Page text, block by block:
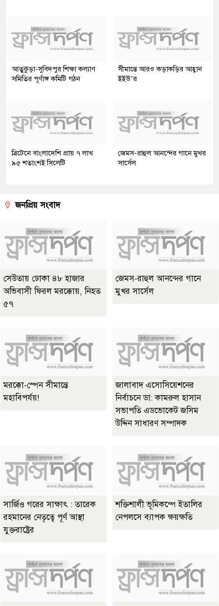
আতুকুড়া-সুবিদপুর শিক্ষা কল্যাণ
সমিতির পূর্ণাঙ্গ কমিটি গঠন
সীমান্তে আরও কড়াকড়ির আহ্বান
ইইউ’র
ব্রিটেনে বাংলাদেশি প্রায় ৭ লাখ
৯৫ শতাংশই সিলেটি
জেমস-রাহুল আনন্দের গানে মুখর
সার্সেল
জনপ্রিয় সংবাদ
সেউতায় ঢোকা ৪৮ হাজার
অভিবাসী ফিরল মরক্কোয়, নিহত
৫৭
জেমস-রাহুল আনন্দের গানে
মুখর সার্সেল
মরক্কো-স্পেন সীমান্তে
মহাবিপর্যয়!
জালাবাদ এসোসিয়েশনের
নির্বাচনে ডা: কামরুল হাসান
সভাপতি এডভোকেট জসিম
উদ্দিন সাধারণ সম্পাদক
সার্জিও গরের সাক্ষাৎ : তারেক
রহমানের নেতৃত্বে পূর্ণ আস্থা
যুক্তরাষ্ট্রের
শক্তিশালী ভূমিকম্পে ইতালির
নেপলসে ব্যাপক ক্ষয়ক্ষতি